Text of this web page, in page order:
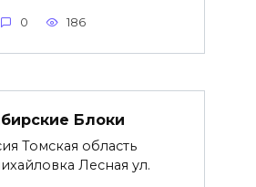
0 186
Блоки
Томская область
Лесная ул.